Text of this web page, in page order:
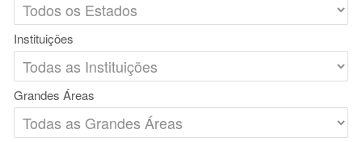
Instituições
Grandes Áreas